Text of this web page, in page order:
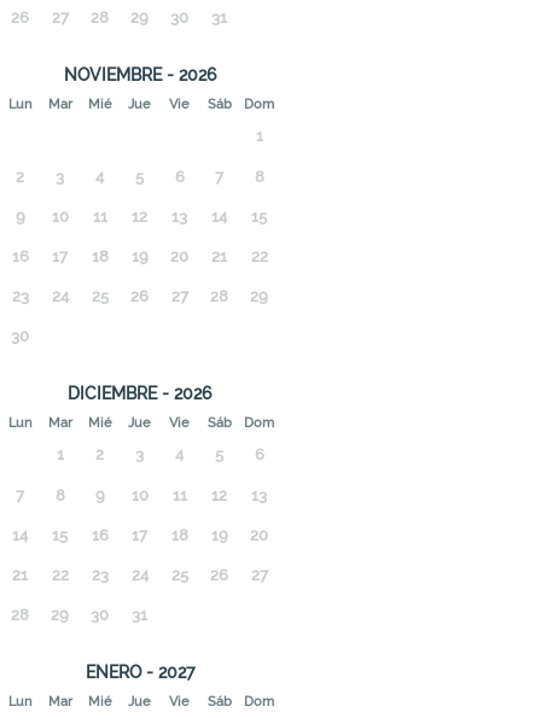
26 27 28 29 30 31
NOVIEMBRE - 2026
Lun Mar Mié Jue Vie Sáb Dom
1
2 3 4 5 6 7 8
9 10 11 12 13 14 15
16 17 18 19 20 21 22
23 24 25 26 27 28 29
30
DICIEMBRE - 2026
Lun Mar Mié Jue Vie Sáb Dom
1 2 3 4 5 6
7 8 9 10 11 12 13
14 15 16 17 18 19 20
21 22 23 24 25 26 27
28 29 30 31
ENERO - 2027
Lun Mar Mié Jue Vie Sáb Dom